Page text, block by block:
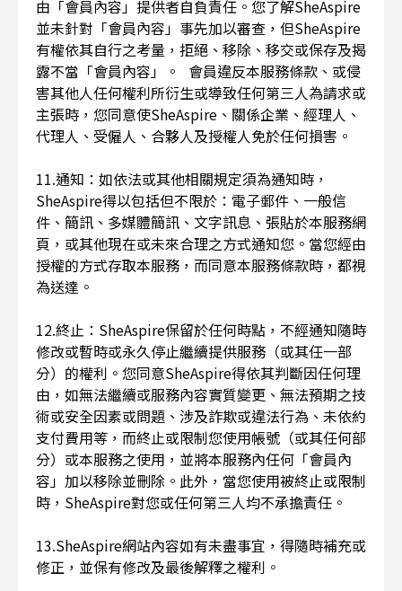
由「會員內容」提供者自負責任。您了解SheAspire
並未針對「會員內容」事先加以審查，但SheAspire
有權依其自行之考量，拒絕、移除、移交或保存及揭
露不當「會員內容」。 會員違反本服務條款、或侵
害其他人任何權利所衍生或導致任何第三人為請求或
主張時，您同意使SheAspire、關係企業、經理人、
代理人、受僱人、合夥人及授權人免於任何損害。
11.通知：如依法或其他相關規定須為通知時，
SheAspire得以包括但不限於：電子郵件、一般信
件、簡訊、多媒體簡訊、文字訊息、張貼於本服務網
頁，或其他現在或未來合理之方式通知您。當您經由
授權的方式存取本服務，而同意本服務條款時，都視
為送達。
12.終止：SheAspire保留於任何時點，不經通知隨時
修改或暫時或永久停止繼續提供服務（或其任一部
分）的權利。您同意SheAspire得依其判斷因任何理
由，如無法繼續或服務內容實質變更、無法預期之技
術或安全因素或問題、涉及詐欺或違法行為、未依約
支付費用等，而終止或限制您使用帳號（或其任何部
分）或本服務之使用，並將本服務內任何「會員內
容」加以移除並刪除。此外，當您使用被終止或限制
時，SheAspire對您或任何第三人均不承擔責任。
13.SheAspire網站內容如有未盡事宜，得隨時補充或
修正，並保有修改及最後解釋之權利。